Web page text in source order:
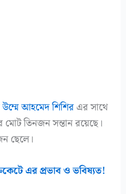
উম্মে আহমেদ শিশিরএর সাথে
মোট তিনজন সন্তান রয়েছে।
ছেলে।
এর প্রভাব ও ভবিষ্যত!